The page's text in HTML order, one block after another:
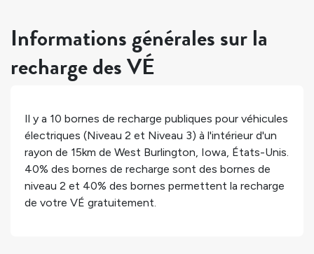
Informations générales sur la
recharge des VÉ
Il y a 10 bornes de recharge publiques pour véhicules
électriques (Niveau 2 et Niveau 3) à l'intérieur d'un
rayon de 15km de West Burlington, Iowa, États-Unis.
40% des bornes de recharge sont des bornes de
niveau 2 et 40% des bornes permettent la recharge
de votre VÉ gratuitement.